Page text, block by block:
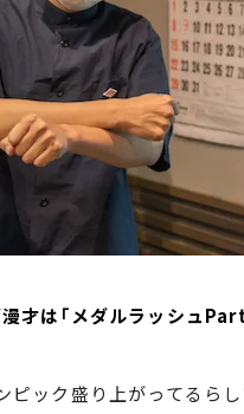
才は「メダルラッシュ
ピック盛り上がってるら